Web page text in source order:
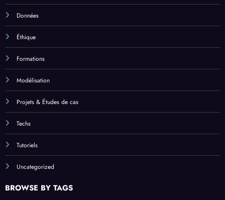
Données
Éthique
Formations
Modélisation
Projets & Études de cas
Techs
Tutoriels
Uncategorized
BROWSE BY TAGS